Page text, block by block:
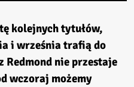
kolejnych tytułów,
i września trafią do
Redmond nie przestaje
wczoraj możemy